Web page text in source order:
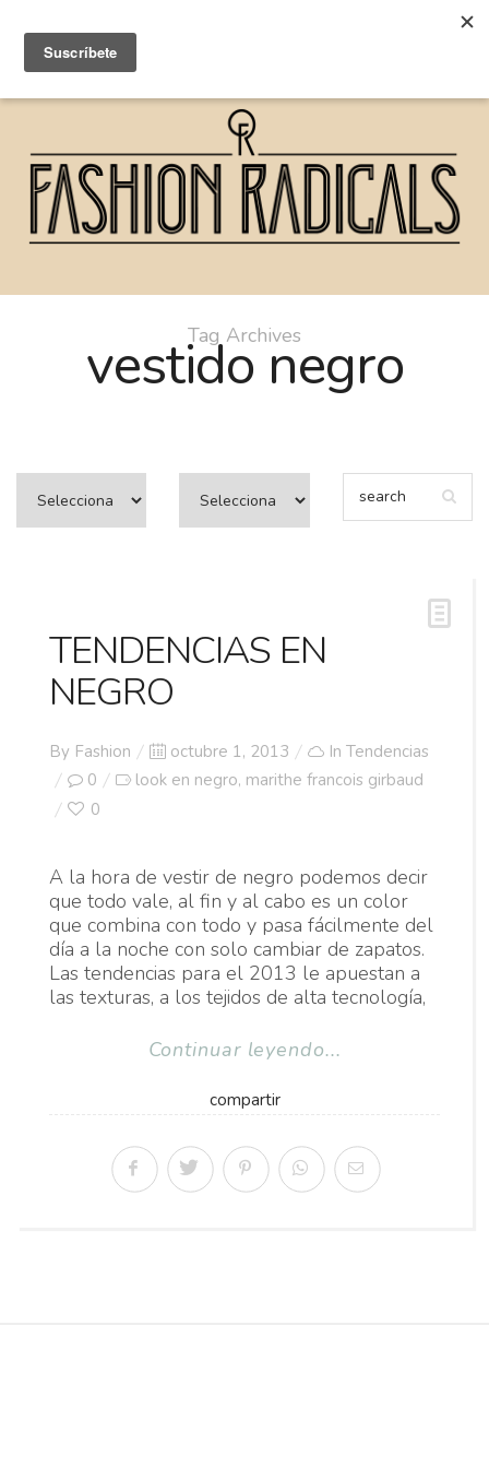
Tag Archives
vestido negro
TENDENCIAS EN
NEGRO
By Fashion
Posted
on
octubre 1, 2013 In Tendencias
0
look en negro, marithe francois girbaud
0
A la hora de vestir de negro podemos decir
que todo vale, al fin y al cabo es un color
que combina con todo y pasa fácilmente del
día a la noche con solo cambiar de zapatos.
Las tendencias para el 2013 le apuestan a
las texturas, a los tejidos de alta tecnología,
Continuar leyendo...
compartir